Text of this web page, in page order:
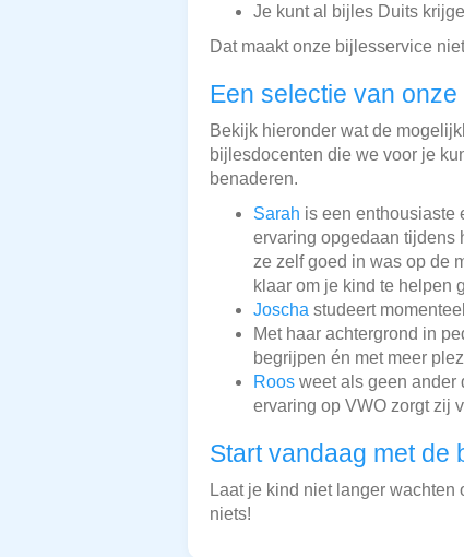
Je kunt al bijles Duits
Dat maakt onze bijlesservice
Een selectie van
Bekijk hieronder wat de
bijlesdocenten die we voor je
benaderen.
Sarah is een enthousiaste
ervaring opgedaan tijdens
ze zelf goed in was op de
klaar om je kind te helpen
Joscha studeert
Met haar achtergrond in
begrijpen én met meer
Roos weet als geen ander
ervaring op VWO zorgt zij
Start vandaag met de
Laat je kind niet langer wachten
niets!